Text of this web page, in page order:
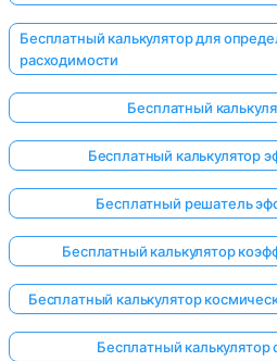
Бесплатный калькулятор для
расходимости
Бесплатный
Бесплатный калькулятор
Бесплатный решатель
Бесплатный калькулятор
Бесплатный калькулятор
Бесплатный калькулятор